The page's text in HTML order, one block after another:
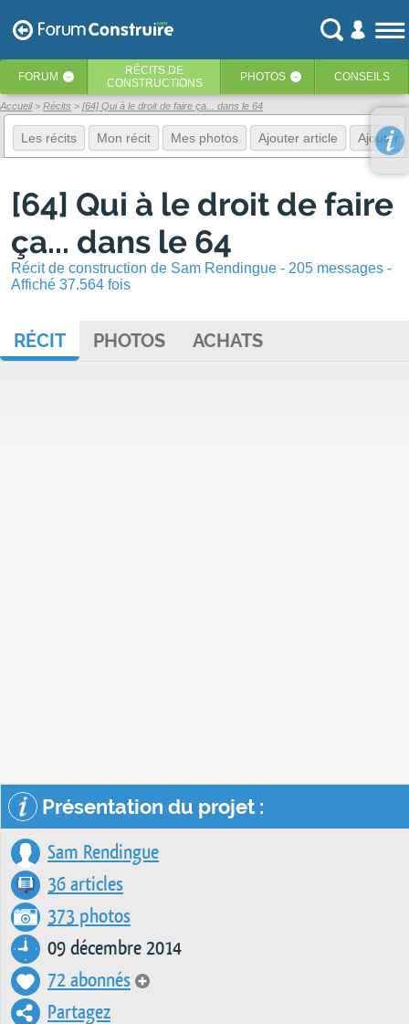
FORUM ‹ RÉCITS DE
CONSTRUCTIONS
PHOTOS ‹ CONSEILS
Accueil Récits [64] Qui à le droit de faire ça... dans le 64
Les récits Mon récit Mes photos Ajouter article Ajouter
[64] Qui à le droit de faire
ça... dans le 64
Récit de construction de Sam Rendingue - 205 messages -
Affiché 37.564 fois
RÉCIT PHOTOS ACHATS
Présentation du projet :
Sam Rendingue
36 articles
373 photos
09 décembre 2014
72 abonnés
Partagez